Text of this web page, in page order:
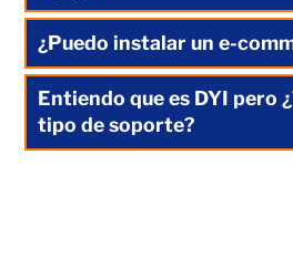
¿Puedo instalar un e-
Entiendo que es DYI pero
tipo de soporte?